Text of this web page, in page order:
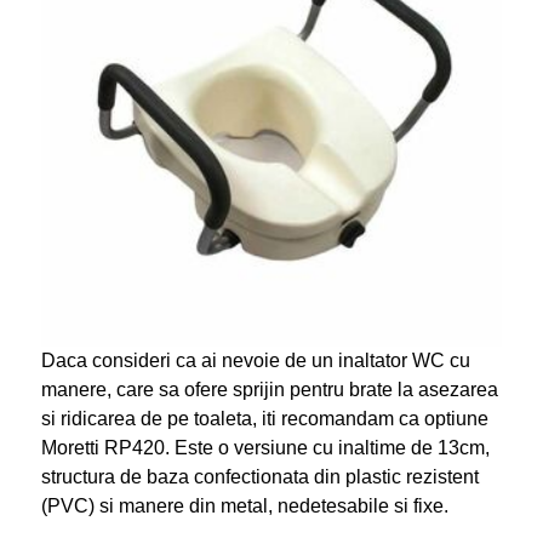
Daca consideri ca ai nevoie de un inaltator WC cu
manere, care sa ofere sprijin pentru brate la asezarea
si ridicarea de pe toaleta, iti recomandam ca optiune
Moretti RP420. Este o versiune cu inaltime de 13cm,
structura de baza confectionata din plastic rezistent
(PVC) si manere din metal, nedetesabile si fixe.